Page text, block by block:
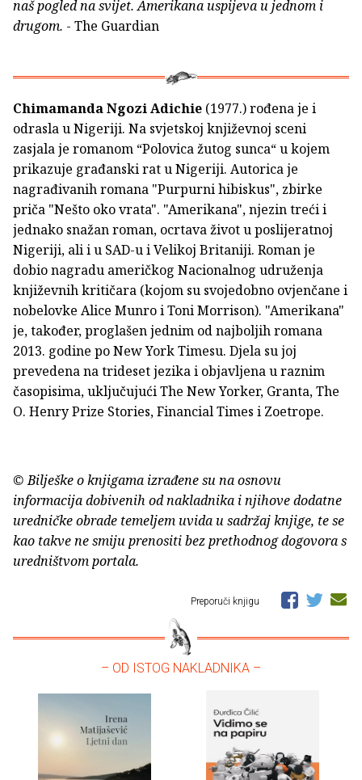
naš pogled na svijet. Amerikana uspijeva u jednom i
drugom. - The Guardian
Chimamanda Ngozi Adichie (1977.) rođena je i
odrasla u Nigeriji. Na svjetskoj književnoj sceni
zasjala je romanom “Polovica žutog sunca“ u kojem
prikazuje građanski rat u Nigeriji. Autorica je
nagrađivanih romana "Purpurni hibiskus", zbirke
priča "Nešto oko vrata". "Amerikana", njezin treći i
jednako snažan roman, ocrtava život u poslijeratnoj
Nigeriji, ali i u SAD-u i Velikoj Britaniji. Roman je
dobio nagradu američkog Nacionalnog udruženja
književnih kritičara (kojom su svojedobno ovjenčane i
nobelovke Alice Munro i Toni Morrison). "Amerikana"
je, također, proglašen jednim od najboljih romana
2013. godine po New York Timesu. Djela su joj
prevedena na trideset jezika i objavljena u raznim
časopisima, uključujući The New Yorker, Granta, The
O. Henry Prize Stories, Financial Times i Zoetrope.
© Bilješke o knjigama izrađene su na osnovu
informacija dobivenih od nakladnika i njihove dodatne
uredničke obrade temeljem uvida u sadržaj knjige, te se
kao takve ne smiju prenositi bez prethodnog dogovora s
uredništvom portala.
Preporuči knjigu
– OD ISTOG NAKLADNIKA –